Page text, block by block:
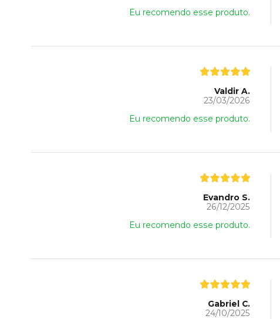
Eu recomendo esse produto.
Valdir A.
23/03/2026
Eu recomendo esse produto.
Evandro S.
26/12/2025
Eu recomendo esse produto.
Gabriel C.
24/10/2025